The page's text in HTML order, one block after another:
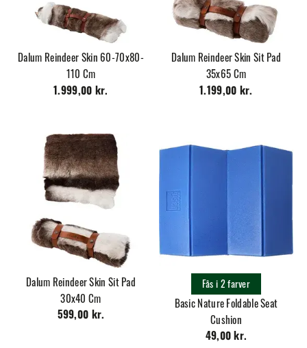
Dalum Reindeer Skin 60-70x80-
110 Cm
1.999,00 kr.
Dalum Reindeer Skin Sit Pad
35x65 Cm
1.199,00 kr.
Dalum Reindeer Skin Sit Pad
30x40 Cm
599,00 kr.
Basic Nature Foldable Seat
Cushion
49,00 kr.
Fås i 2 farver